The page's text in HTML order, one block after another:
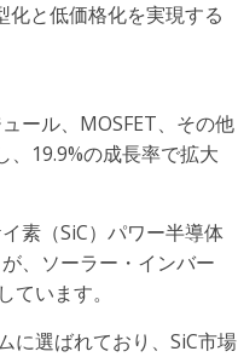
化と低価格化を実現する
ール、MOSFET、その他
、19.9%の成長率で拡大
素（SiC）パワー半導体
、ソーラー・インバー
います。
に選ばれており、SiC市場